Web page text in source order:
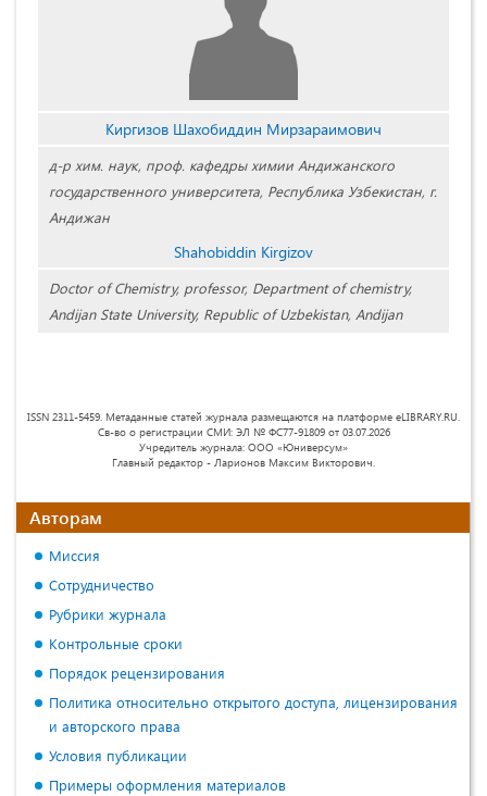
Киргизов Шахобиддин Мирзараимович
д-р хим. наук, проф. кафедры химии Андижанского
государственного университета, Республика Узбекистан, г.
Андижан
Shahobiddin Kirgizov
Doctor of Chemistry, professor, Department of chemistry,
Andijan State University, Republic of Uzbekistan, Andijan
ISSN 2311-5459. Метаданные статей журнала размещаются на платформе eLIBRARY.RU.
Св-во о регистрации СМИ: ЭЛ № ФС77-91809 от 03.07.2026
Учредитель журнала: ООО «Юниверсум»
Главный редактор - Ларионов Максим Викторович.
Авторам
Миссия
Сотрудничество
Рубрики журнала
Контрольные сроки
Порядок рецензирования
Политика относительно открытого доступа, лицензирования
и авторского права
Условия публикации
Примеры оформления материалов